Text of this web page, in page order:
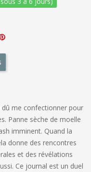
dû me confectionner pour
Panne sèche de moelle
imminent. Quand la
donne des rencontres
et des révélations
Ce journal est un duel